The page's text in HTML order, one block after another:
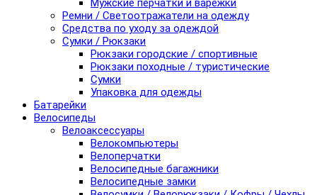
Мужские перчатки и варежки
Ремни / Светоотражатели на одежду
Средства по уходу за одеждой
Сумки / Рюкзаки
Рюкзаки городские / спортивные
Рюкзаки походные / туристические
Сумки
Упаковка для одежды
Батарейки
Велосипеды
Велоаксессуары
Велокомпьютеры
Велоперчатки
Велосипедные багажники
Велосипедные замки